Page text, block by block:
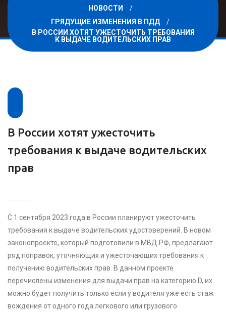
НОВОСТИ
ГРЯДУЩИЕ ИЗМЕНЕНИЯ В ПДД
В РОССИИ ХОТЯТ УЖЕСТОЧИТЬ ТРЕБОВАНИЯ
К ВЫДАЧЕ ВОДИТЕЛЬСКИХ ПРАВ
В России хотят ужесточить
требования к выдаче водительских
прав
С 1 сентября 2023 года в России планируют ужесточить
требования к выдаче водительских удостоверений. В новом
законопроекте, который подготовили в МВД РФ, предлагают
ряд поправок, уточняющих и ужесточающих требования к
получению водительских прав. В данном проекте
перечислены изменения для выдачи прав на категорию D, их
можно будет получить только если у водителя уже есть стаж
вождения от одного года легкового или грузового